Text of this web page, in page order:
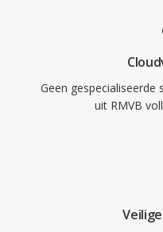
Geen gespecialiseerde
uit RMVB